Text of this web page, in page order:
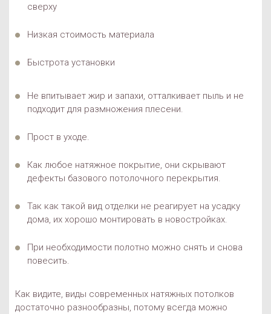
сверху
Низкая стоимость материала
Быстрота установки
Не впитывает жир и запахи, отталкивает пыль и не
подходит для размножения плесени.
Прост в уходе.
Как любое натяжное покрытие, они скрывают
дефекты базового потолочного перекрытия.
Так как такой вид отделки не реагирует на усадку
дома, их хорошо монтировать в новостройках.
При необходимости полотно можно снять и снова
повесить.
Как видите, виды современных натяжных потолков
достаточно разнообразны, потому всегда можно